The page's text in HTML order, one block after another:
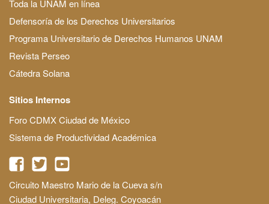
Toda la UNAM en línea
Defensoría de los Derechos Universitarios
Programa Universitario de Derechos Humanos UNAM
Revista Perseo
Cátedra Solana
Sitios Internos
Foro CDMX Ciudad de México
Sistema de Productividad Académica
Circuito Maestro Mario de la Cueva s/n
Ciudad Universitaria, Deleg. Coyoacán